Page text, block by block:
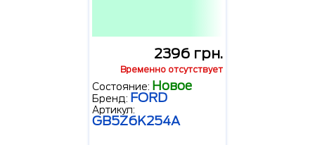
2396 грн.
Временно отсутствует
Состояние: Новое
Бренд: FORD
Артикул:
GB5Z6K254A